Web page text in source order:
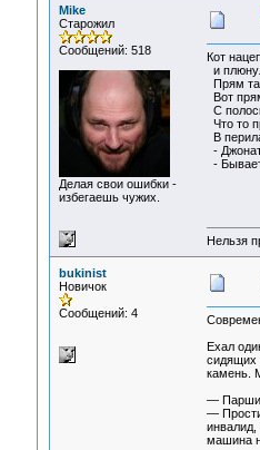
Mike
Старожил
Сообщений: 518
Делая свои ошибки -
избегаешь чужих.
Кот
и
Прям
Вот
С
Что то
В
-
-
Нельзя
bukinist
Новичок
Сообщений: 4
Ехал
сидящих
камень.
—
—
машина